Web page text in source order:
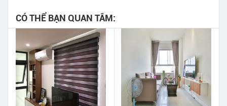
CÓ THỂ BẠN QUAN TÂM: